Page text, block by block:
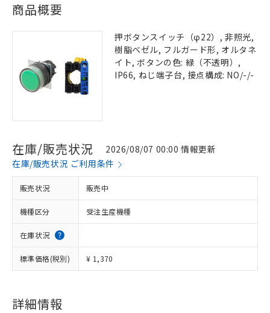
商品概要
押ボタンスイッチ（φ22）, 非照光,
樹脂ベゼル, フルガード形, オルタネ
イト, ボタンの色: 緑（不透明）,
IP66, ねじ端子台, 接点構成: NO/-/-
在庫/販売状況
2026/08/07 00:00 情報更新
在庫/販売状況 ご利用条件
販売状況 販売中
機種区分 受注生産機種
在庫状況
標準価格(税別) ¥ 1,370
詳細情報